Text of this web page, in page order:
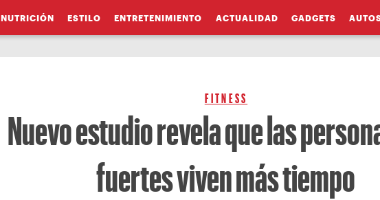
NUTRICIÓN ESTILO ENTRETENIMIENTO ACTUALIDAD GADGETS
FITNESS
Nuevo estudio revela que las
fuertes viven más tiempo